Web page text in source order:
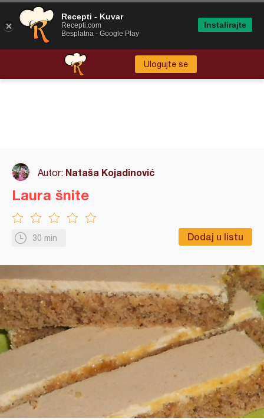
Ulogujte se
Autor: Nataša Kojadinović
30 min Dodaj u listu
Laura šnite
Recepti - Kuvar
Recepti.com
Besplatna - Google Play
Instalirajte